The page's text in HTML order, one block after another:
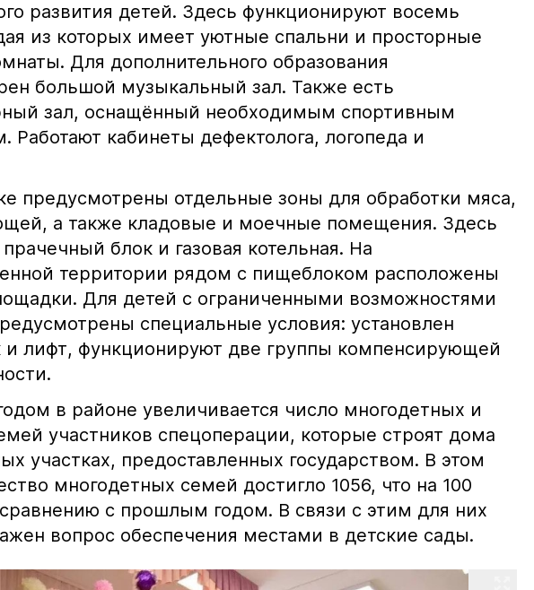
развития детей. Здесь функционируют восемь
из которых имеет уютные спальни и просторные
Для дополнительного образования
большой музыкальный зал. Также есть
зал, оснащённый необходимым спортивным
Работают кабинеты дефектолога, логопеда и
предусмотрены отдельные зоны для обработки мяса,
а также кладовые и моечные помещения. Здесь
блок и газовая котельная. На
территории рядом с пищеблоком расположены
Для детей с ограниченными возможностями
специальные условия: установлен
лифт, функционируют две группы компенсирующей
в районе увеличивается число многодетных и
участников спецоперации, которые строят дома
участках, предоставленных государством. В этом
многодетных семей достигло 1056, что на 100
с прошлым годом. В связи с этим для них
вопрос обеспечения местами в детские сады.